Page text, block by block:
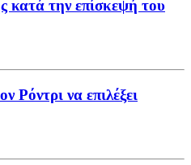
κατά την επίσκεψή του
Ρόντρι να επιλέξει